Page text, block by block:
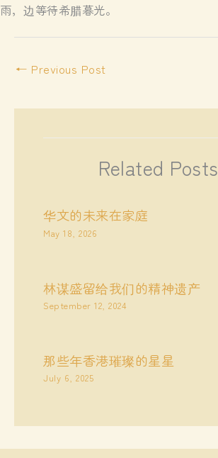
雨，边等待希腊暮光。
← Previous Post
Related Posts
华文的未来在家庭
May 18, 2026
林谋盛留给我们的精神遗产
September 12, 2024
那些年香港璀璨的星星
July 6, 2025